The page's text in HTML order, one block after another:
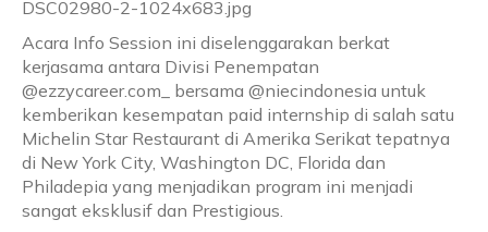
Acara Info Session ini diselenggarakan berkat
kerjasama antara Divisi Penempatan
@ezzycareer.com_ bersama @niecindonesia untuk
kemberikan kesempatan paid internship di salah satu
Michelin Star Restaurant di Amerika Serikat tepatnya
di New York City, Washington DC, Florida dan
Philadepia yang menjadikan program ini menjadi
sangat eksklusif dan Prestigious.